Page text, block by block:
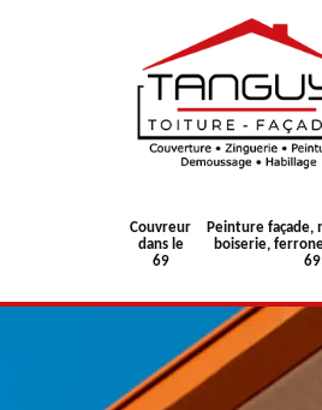
Couvreur
dans le
69
Peinture
boiserie,
69